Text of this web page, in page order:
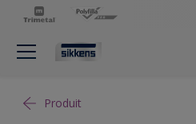
Produit